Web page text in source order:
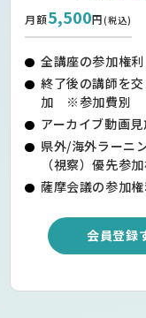
月額5,500円(税込)
全講座の参加権利
終了後の講師を
加 ※参加費別
アーカイブ動画
県外/海外ラーニ
（視察）優先参
薩摩会議の参加
会員登録